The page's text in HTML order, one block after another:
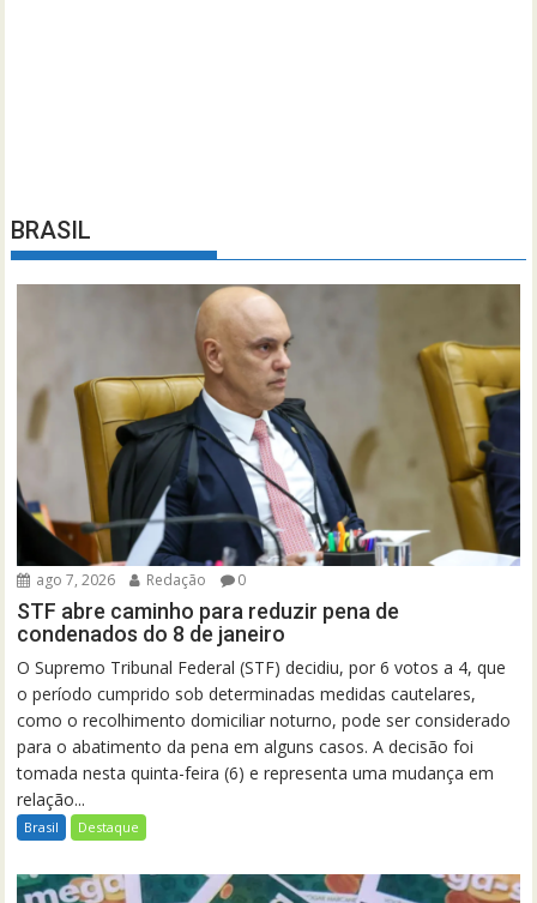
BRASIL
ago 7, 2026 Redação 0
STF abre caminho para reduzir pena de
condenados do 8 de janeiro
O Supremo Tribunal Federal (STF) decidiu, por 6 votos a 4, que
o período cumprido sob determinadas medidas cautelares,
como o recolhimento domiciliar noturno, pode ser considerado
para o abatimento da pena em alguns casos. A decisão foi
tomada nesta quinta-feira (6) e representa uma mudança em
relação...
Brasil Destaque